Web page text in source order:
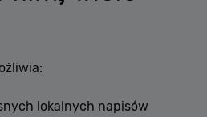
lokalnych napisów